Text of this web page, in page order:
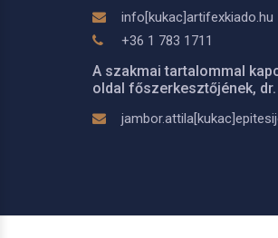
info[kukac]artifexkiado.hu
+36 1 783 1711
A szakmai tartalommal
oldal főszerkesztőjének,